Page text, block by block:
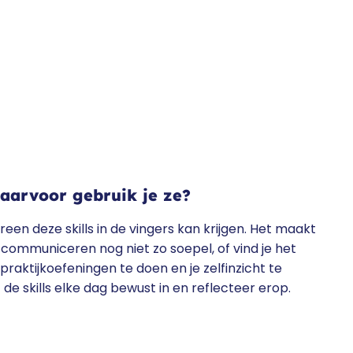
gebruik je ze?
deze skills in de vingers kan krijgen. Het maakt
nog niet zo soepel, of vind je het
te doen en je zelfinzicht te
skills elke dag bewust in en reflecteer erop.